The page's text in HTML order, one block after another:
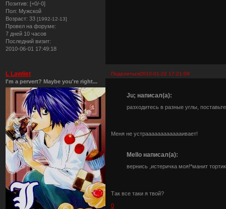
Позитив: [+0/-0]
Пол: Мужской
Возраст: 33 [1992-12-13]
Провел на форуме:
7 дней 10 часов
Последний визит:
2010-06-01 17:49:18
Поделиться2010-01-22 17:21:09
L Lawliet
I'm a pervert? Maybe you're right...
Ju; написал(а):
разходитесь в разные углы,
Меня не устрааааааааааааивает!
Mello написал(а):
вернись ,истеричка моя!*манит
Так все таки я твой?
0